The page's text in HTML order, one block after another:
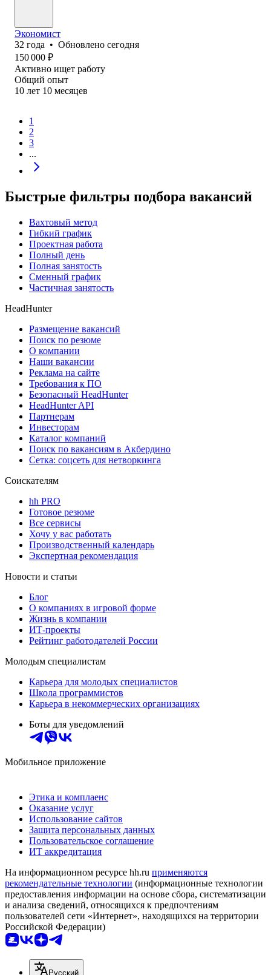
Экономист
32 года • Обновлено сегодня
150 000 ₽
Активно ищет работу
Общий опыт
10 лет 10 месяцев
1
2
3
...
Быстрые фильтры подбора вакансий
Вахтовый метод
Гибкий график
Проектная работа
Полный день
Полная занятость
Сменный график
Частичная занятость
HeadHunter
Размещение вакансий
Поиск по резюме
О компании
Наши вакансии
Реклама на сайте
Требования к ПО
Безопасный HeadHunter
HeadHunter API
Партнерам
Инвесторам
Каталог компаний
Поиск по вакансиям в Акбердино
Сетка: соцсеть для нетворкинга
Соискателям
hh PRO
Готовое резюме
Все сервисы
Хочу у вас работать
Производственный календарь
Экспертная рекомендация
Новости и статьи
Блог
О компаниях в игровой форме
Жизнь в компании
ИТ-проекты
Рейтинг работодателей России
Молодым специалистам
Карьера для молодых специалистов
Школа программистов
Карьера в некоммерческих организациях
Боты для уведомлений
Мобильное приложение
Этика и комплаенс
Оказание услуг
Использование сайтов
Защита персональных данных
Пользовательское соглашение
ИТ аккредитация
На информационном ресурсе hh.ru применяются
рекомендательные технологии (информационные технологии
предоставления информации на основе сбора, систематизации
и анализа сведений, относящихся к предпочтениям
пользователей сети «Интернет», находящихся на территории
Российской Федерации)
Русский